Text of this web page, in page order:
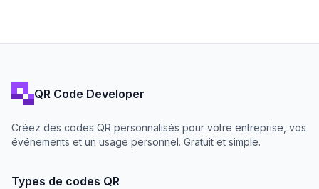
QR Code Developer
Créez des codes QR personnalisés pour votre entreprise, vos
événements et un usage personnel. Gratuit et simple.
Types de codes QR